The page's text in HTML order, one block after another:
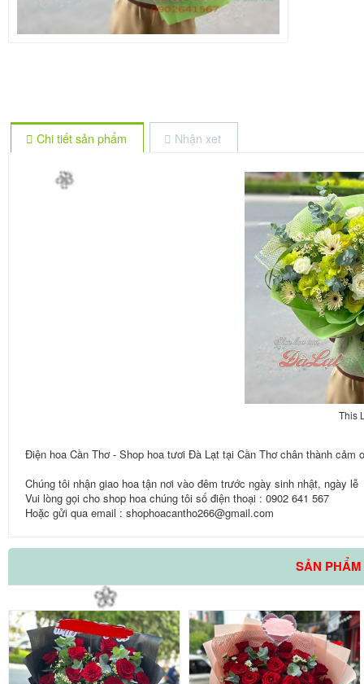
Chi tiết sản phẩm Nhận xet
This
Điện hoa Cần Thơ - Shop hoa tươi Đà Lạt tại Cần Thơ chân thành cảm
Chúng tôi nhận giao hoa tận nơi vào đêm trước ngày sinh nhật, ngày
Vui lòng gọi cho shop hoa chúng tôi số điện thoại : 0902 641 567
Hoặc gửi qua email : shophoacantho266@gmail.com
SẢN